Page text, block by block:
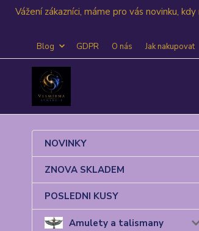
Vážení zákazníci, máme pro vás novinku,
Blog GDPR O nás Jak nakupovat
NOVINKY
ZNOVA SKLADEM
POSLEDNI KUSY
Amulety a talismany